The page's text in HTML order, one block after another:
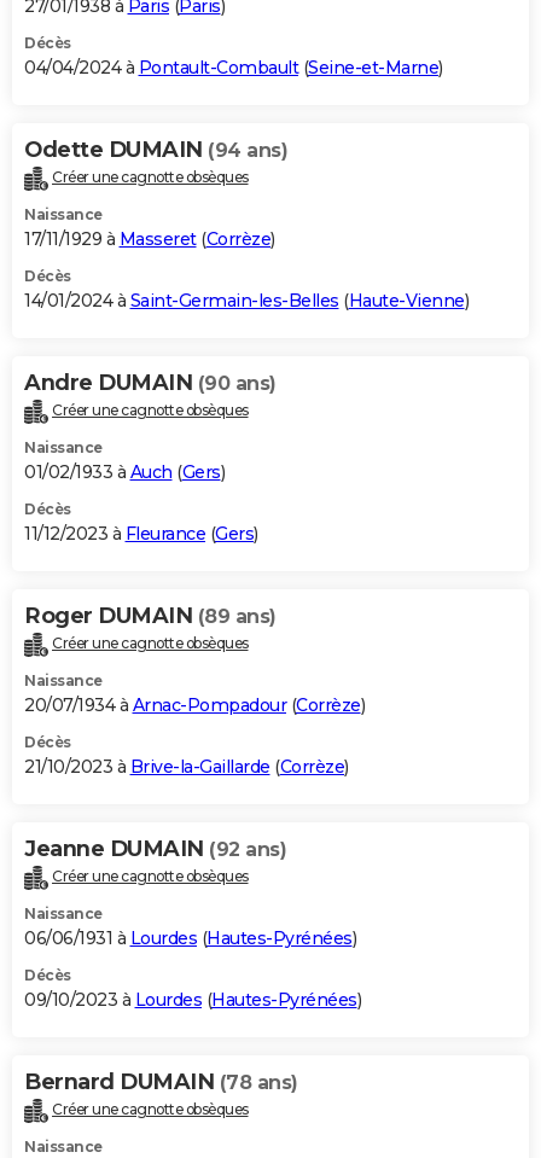
27/01/1938 à Paris (Paris)
Décès
04/04/2024 à Pontault-Combault(Seine-et-Marne)
Odette DUMAIN (94 ans)
Créer une cagnotte obsèques
Naissance
17/11/1929 à Masseret(Corrèze)
Décès
14/01/2024 à Saint-Germain-les-Belles (Haute-Vienne)
Andre DUMAIN (90 ans)
Créer une cagnotte obsèques
Naissance
01/02/1933 à Auch (Gers)
Décès
11/12/2023 à Fleurance (Gers)
Roger DUMAIN (89 ans)
Créer une cagnotte obsèques
Naissance
20/07/1934 à Arnac-Pompadour(Corrèze)
Décès
21/10/2023 à Brive-la-Gaillarde (Corrèze)
Jeanne DUMAIN (92 ans)
Créer une cagnotte obsèques
Naissance
06/06/1931 à Lourdes (Hautes-Pyrénées)
Décès
09/10/2023 à Lourdes (Hautes-Pyrénées)
Bernard DUMAIN (78 ans)
Créer une cagnotte obsèques
Naissance